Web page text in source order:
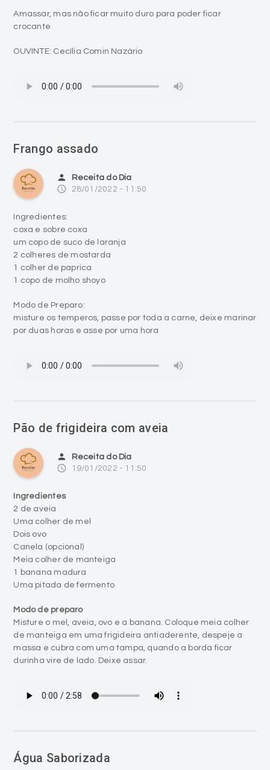
Amassar, mas não ficar muito duro para poder ficar
crocante
OUVINTE: Cecília Comin Nazário
Frango assado
person Receita do Dia
access_time 28/01/2022 - 11:50
Ingredientes:
coxa e sobre coxa
um copo de suco de laranja
2 colheres de mostarda
1 colher de paprica
1 copo de molho shoyo
Modo de Preparo:
misture os temperos, passe por toda a carne, deixe marinar
por duas horas e asse por uma hora
Pão de frigideira com aveia
person Receita do Dia
access_time 19/01/2022 - 11:50
Ingredientes
2 de aveia
Uma colher de mel
Dois ovo
Canela (opcional)
Meia colher de manteiga
1 banana madura
Uma pitada de fermento
Modo de preparo
Misture o mel, aveia, ovo e a banana. Coloque meia colher
de manteiga em uma frigideira antiaderente, despeje a
massa e cubra com uma tampa, quando a borda ficar
durinha vire de lado. Deixe assar.
Água Saborizada